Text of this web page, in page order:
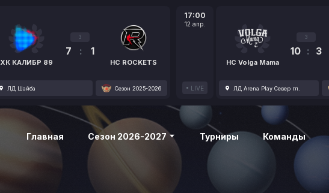
ХК КАЛИБР 89
3
7 : 1
HC ROCKETS
ЛД Шайба Сезон 2025-2026
17:00
12 апр.
LIVE
HC Volga Mama
3
10 : 3
ЛД Arena Play Север гл.
Главная Сезон 2026-2027 Турниры Команды